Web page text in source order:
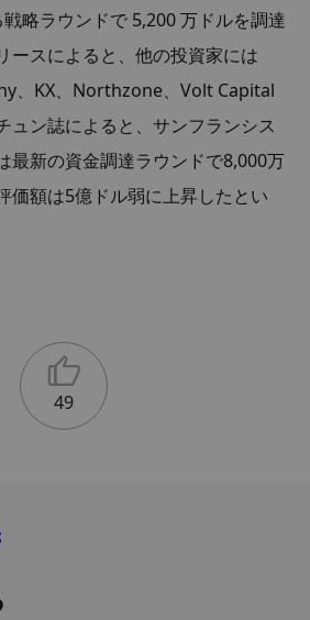
略ラウンドで 5,200 万ドルを調達
ースによると、他の投資家には
、KX、Northzone、Volt Capital
ュン誌によると、サンフランシス
最新の資金調達ラウンドで8,000万
価額は5億ドル弱に上昇したとい
49